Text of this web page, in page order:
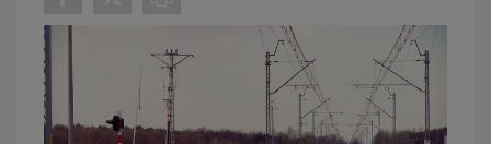
PRZECZYTAJ